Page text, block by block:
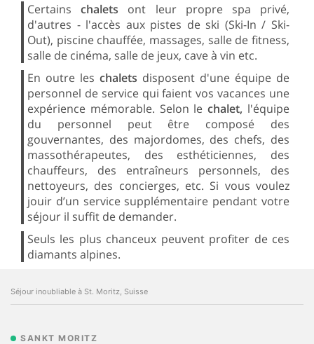
Certainschalets ont leur propre spa privé,
d'autres - l'accès aux pistes de ski (Ski-In / Ski-
Out), piscine chauffée, massages, salle de fitness,
salle de cinéma, salle de jeux, cave à vin etc.
En outre les chalets disposent d'une équipe de
personnel de service qui faient vos vacances une
expérience mémorable. Selon lechalet, l'équipe
du personnel peut être composé des
gouvernantes, des majordomes, des chefs, des
massothérapeutes, des esthéticiennes, des
chauffeurs, des entraîneurs personnels, des
nettoyeurs, des concierges, etc. Si vous voulez
jouir d’un service supplémentaire pendant votre
séjour il suffit de demander.
Seuls les plus chanceux peuvent profiter de ces
diamants alpines.
Séjour inoubliable à St. Moritz, Suisse
SANKT MORITZ